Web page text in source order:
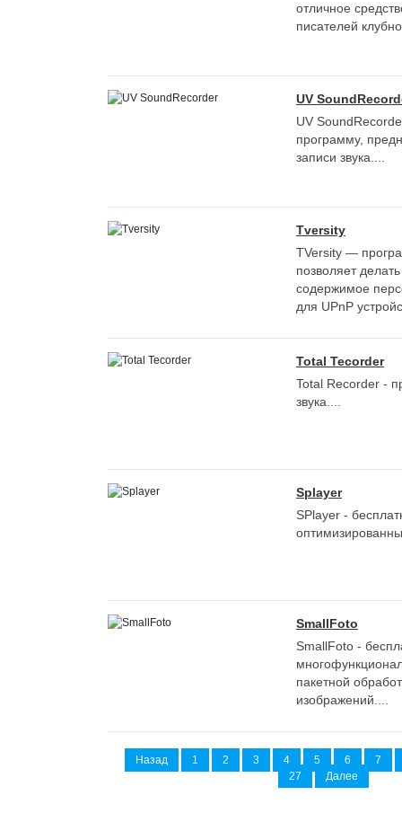
отличное
писателей
UV
UV
программу,
записи звука....
Tversity
TVersity —
позволяет
содержимое
для UPnP
Total Tecorder
Total Recorder -
звука....
Splayer
SPlayer -
SmallFoto
SmallFoto -
пакетной
изображений....
Назад 1 2 3 4 5 6
7
27
Далее